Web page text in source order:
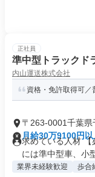
正社員
準中型トラックド
内山運送株式会社
資格・免許取得可／
〒263-0001千葉
月給30万9100円以
求めている人材
には準中型車、小
業界未経験歓迎 歩合